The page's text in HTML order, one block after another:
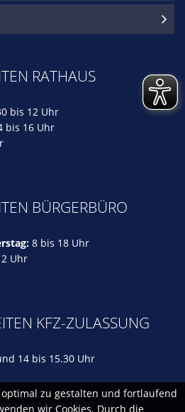
RATHAUS
bis 12 Uhr
bis 16 Uhr
BÜRGERBÜRO
8 bis 18 Uhr
Uhr
KFZ-ZULASSUNG
14 bis 15.30 Uhr
und 14 bis 16.30 Uhr
zu gestalten und fortlaufend
wir Cookies. Durch die